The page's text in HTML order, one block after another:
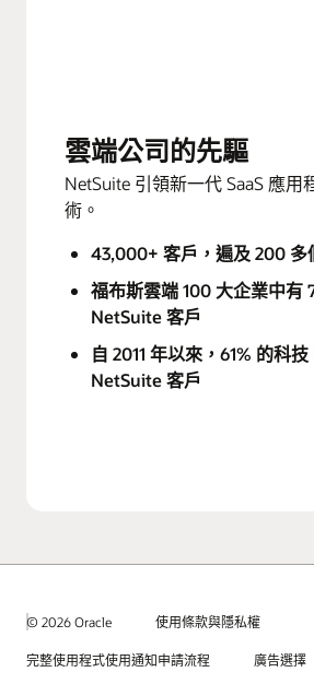
雲端公司的先驅
NetSuite 引領新一代 SaaS 應用
術。
43,000+ 客戶，遍及 200 多
福布斯雲端 100 大企業中有
NetSuite 客戶
自 2011 年以來，61% 的科
NetSuite 客戶
© 2026 Oracle 使用條款與隱私權
完整使用程式使用通知申請流程 廣告選擇